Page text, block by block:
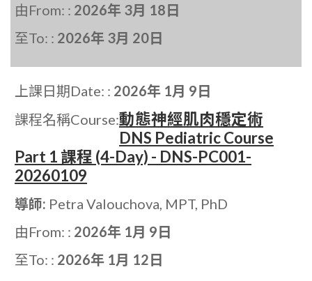
由From: : 2026年 3月 18日
至To: : 2026年 3月 20日
上課日期Date: : 2026年 1月 9日
課程名稱Course:動態神經肌肉穩定術
DNS Pediatric Course
Part 1 課程 (4-Day) - DNS-PC001-
20260109
導師: Petra Valouchova, MPT, PhD
由From: : 2026年 1月 9日
至To: : 2026年 1月 12日